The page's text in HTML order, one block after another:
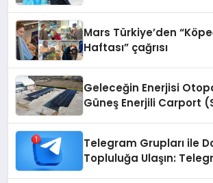
Mars Türkiye’den
Haftası” çağrısı
Geleceğin Enerjisi
Güneş Enerjili Carport
Telegram Grupları ile
Topluluğa Ulaşın: